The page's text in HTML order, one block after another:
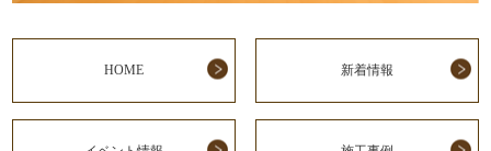
HOME 新着情報